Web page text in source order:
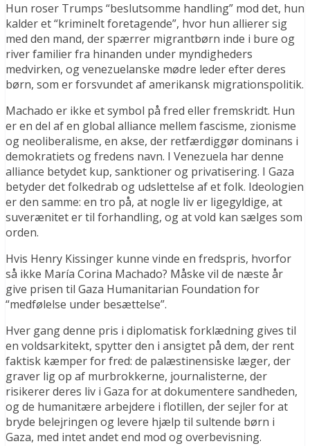
Hun roser Trumps “beslutsomme handling” mod det, hun
kalder et “kriminelt foretagende”, hvor hun allierer sig
med den mand, der spærrer migrantbørn inde i bure og
river familier fra hinanden under myndigheders
medvirken, og venezuelanske mødre leder efter deres
børn, som er forsvundet af amerikansk migrationspolitik.
Machado er ikke et symbol på fred eller fremskridt. Hun
er en del af en global alliance mellem fascisme, zionisme
og neoliberalisme, en akse, der retfærdiggør dominans i
demokratiets og fredens navn. I Venezuela har denne
alliance betydet kup, sanktioner og privatisering. I Gaza
betyder det folkedrab og udslettelse af et folk. Ideologien
er den samme: en tro på, at nogle liv er ligegyldige, at
suverænitet er til forhandling, og at vold kan sælges som
orden.
Hvis Henry Kissinger kunne vinde en fredspris, hvorfor
så ikke María Corina Machado? Måske vil de næste år
give prisen til Gaza Humanitarian Foundation for
“medfølelse under besættelse”.
Hver gang denne pris i diplomatisk forklædning gives til
en voldsarkitekt, spytter den i ansigtet på dem, der rent
faktisk kæmper for fred: de palæstinensiske læger, der
graver lig op af murbrokkerne, journalisterne, der
risikerer deres liv i Gaza for at dokumentere sandheden,
og de humanitære arbejdere i flotillen, der sejler for at
bryde belejringen og levere hjælp til sultende børn i
Gaza, med intet andet end mod og overbevisning.